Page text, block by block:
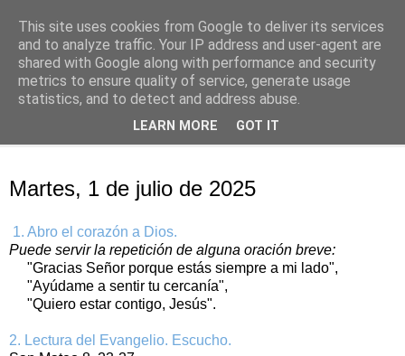
Oración personal
con el Evangelio de cada día
Martes, 1 de julio de 2025
1. Abro el corazón a Dios.
Puede servir la repetición de alguna oración breve:
"Gracias Señor porque estás siempre a mi lado",
"Ayúdame a sentir tu cercanía",
"Quiero estar contigo, Jesús".
2. Lectura del Evangelio. Escucho.
This site uses cookies from Google to deliver its services
and to analyze traffic. Your IP address and user-agent are
shared with Google along with performance and security
metrics to ensure quality of service, generate usage
statistics, and to detect and address abuse.
LEARN MORE GOT IT